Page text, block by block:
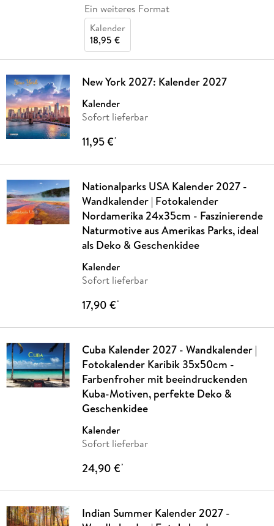
Ein weiteres Format
Kalender
18,95 €
New York 2027: Kalender 2027
Kalender
Sofort lieferbar
11,95 €*
Nationalparks USA Kalender 2027 -
Wandkalender | Fotokalender
Nordamerika 24x35cm - Faszinierende
Naturmotive aus Amerikas Parks, ideal
als Deko & Geschenkidee
Kalender
Sofort lieferbar
17,90 €*
Cuba Kalender 2027 - Wandkalender |
Fotokalender Karibik 35x50cm -
Farbenfroher mit beeindruckenden
Kuba-Motiven, perfekte Deko &
Geschenkidee
Kalender
Sofort lieferbar
24,90 €*
Indian Summer Kalender 2027 -